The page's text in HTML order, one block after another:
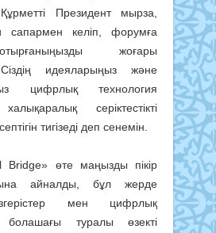
Президент мырза,
сапармен келіп, форумға
жоғары
идеяларыңыз және
цифрлық технология
серіктестікті
тигізеді деп сенемін.
Bridge» өте маңызды пікір
айналды, бұл жерде
мен цифрлық
болашағы туралы өзекті